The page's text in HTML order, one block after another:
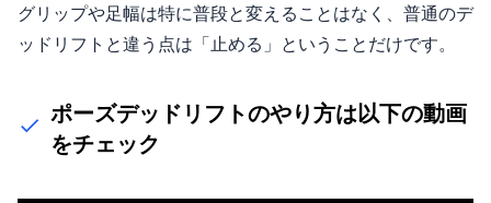
グリップや足幅は特に普段と変えることはなく、普通のデ
ッドリフトと違う点は「止める」ということだけです。
ポーズデッドリフトのやり方は以下の動画
をチェック